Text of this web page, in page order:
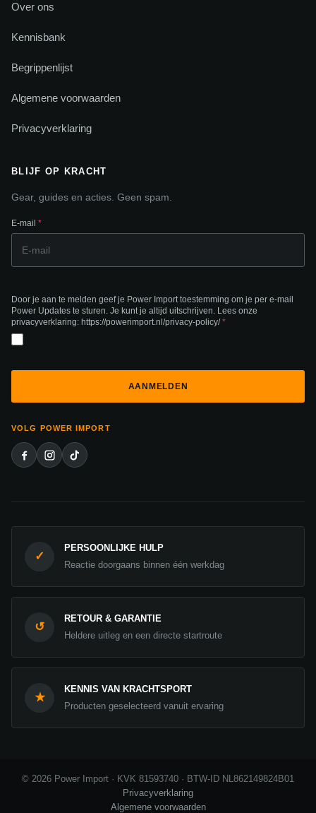
Over ons
Kennisbank
Begrippenlijst
Algemene voorwaarden
Privacyverklaring
BLIJF OP KRACHT
Gear, guides en acties. Geen spam.
E-mail *
Door je aan te melden geef je Power Import toestemming om je per e-mail
Power Updates te sturen. Je kunt je altijd uitschrijven. Lees onze
privacyverklaring: https://powerimport.nl/privacy-policy/*
VOLG POWER IMPORT
✓
PERSOONLIJKE HULP
Reactie doorgaans binnen één werkdag
↺
RETOUR & GARANTIE
Heldere uitleg en een directe startroute
★
KENNIS VAN KRACHTSPORT
Producten geselecteerd vanuit ervaring
© 2026 Power Import · KVK 81593740 · BTW-ID NL862149824B01
Privacyverklaring
Algemene voorwaarden